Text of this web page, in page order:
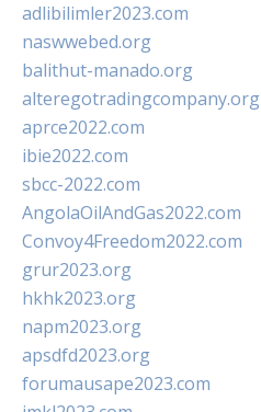
adlibilimler2023.com
naswwebed.org
balithut-manado.org
alteregotradingcompany.org
aprce2022.com
ibie2022.com
sbcc-2022.com
AngolaOilAndGas2022.com
Convoy4Freedom2022.com
grur2023.org
hkhk2023.org
napm2023.org
apsdfd2023.org
forumausape2023.com